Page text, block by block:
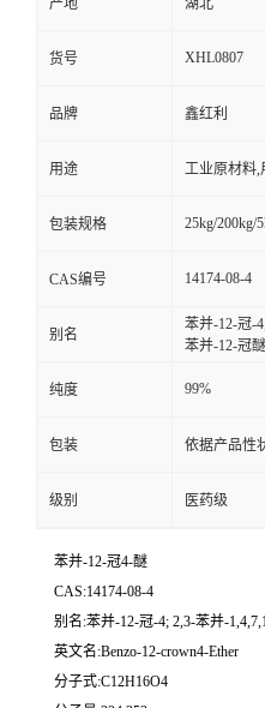
产地 湖北
货号 XHL0807
品牌 鑫红利
用途 工业原材料,
包装规格 25kg/200kg/
CAS编号 14174-08-4
别名
苯并-12-冠-
苯并-12-冠
纯度 99%
包装 依据产品性
级别 医药级
苯并-12-冠4-醚
CAS:14174-08-4
别名:苯并-12-冠-4; 2,3-苯并-
英文名:Benzo-12-crown4-Ether
分子式:C12H16O4